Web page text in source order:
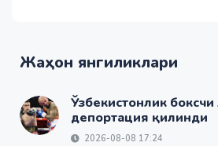
Жаҳон янгиликлари
Ўзбекистонлик
депортация қилинди
2026-08-08 17:24